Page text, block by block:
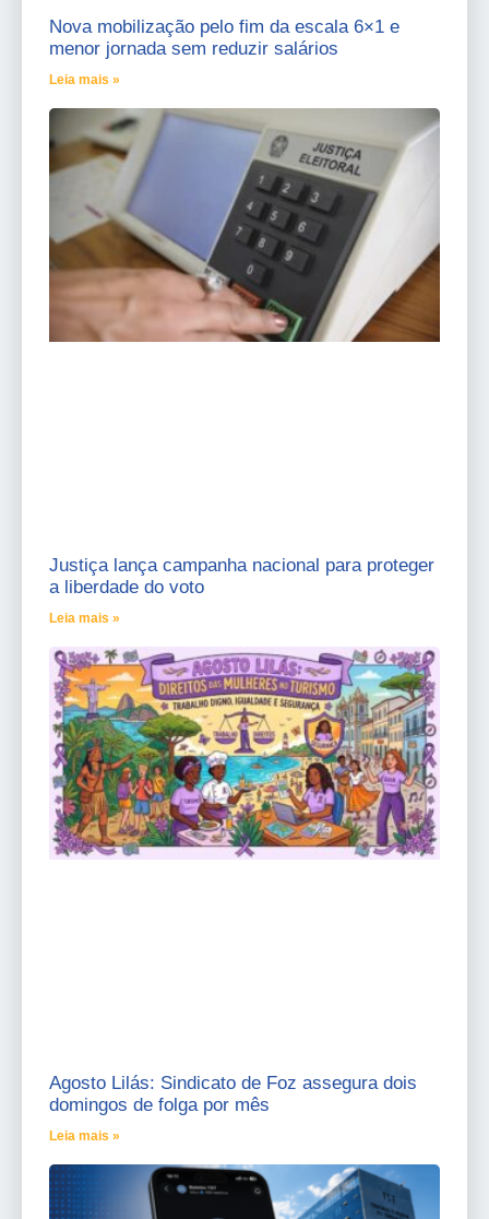
Nova mobilização pelo fim da escala 6×1 e
menor jornada sem reduzir salários
Leia mais »
Justiça lança campanha nacional para proteger
a liberdade do voto
Leia mais »
Agosto Lilás: Sindicato de Foz assegura dois
domingos de folga por mês
Leia mais »